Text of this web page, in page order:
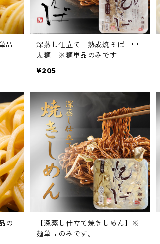
品
深蒸し仕立て 熟成焼そば 中
太麺 ※麺単品のみです
¥205
の
【深蒸し仕立て焼きしめん】※
麺単品のみです。